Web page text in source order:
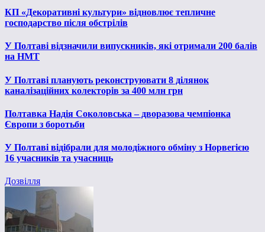
КП «Декоративні культури» відновлює тепличне
господарство після обстрілів
У Полтаві відзначили випускників, які отримали 200 балів
на НМТ
У Полтаві планують реконструювати 8 ділянок
каналізаційних колекторів за 400 млн грн
Полтавка Надія Соколовська – дворазова чемпіонка
Європи з боротьби
У Полтаві відібрали для молодіжного обміну з Норвегією
16 учасників та учасниць
Дозвілля